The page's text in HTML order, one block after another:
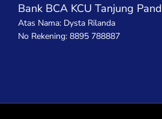
Bank BCA KCU Tanjung
Atas Nama: Dysta Rilanda
No Rekening: 8895 788887